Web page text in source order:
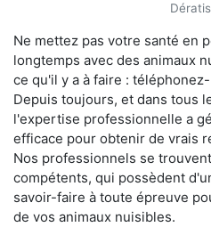
Ne mettez pas votre santé en
longtemps avec des animaux
ce qu'il y a à faire :
Depuis toujours, et dans tous
l'expertise professionnelle a
efficace pour obtenir de vrais
Nos professionnels se
compétents, qui possèdent
savoir-faire à toute épreuve
de vos animaux nuisibles.